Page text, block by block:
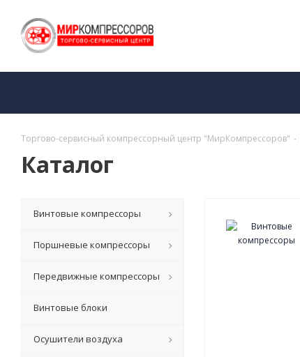
Торгово-сервисный компрессорный центр "МирКомпрессоров" -
Каталог
Винтовые компрессоры
Поршневые компрессоры
Передвижные компрессоры
Винтовые блоки
Осушители воздуха